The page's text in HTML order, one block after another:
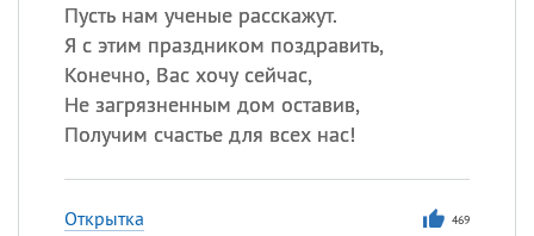
Пусть нам ученые расскажут.
Я с этим праздником поздравить,
Конечно, Вас хочу сейчас,
Не загрязненным дом оставив,
Получим счастье для всех нас!
Открытка 469